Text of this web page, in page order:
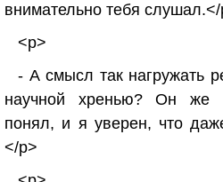
внимательно тебя
<p>
- А смысл так нагружать
научной хренью? Он же
понял, и я уверен, что
</p>